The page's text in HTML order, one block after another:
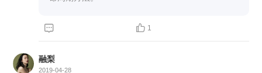
  1
融梨
2019-04-28